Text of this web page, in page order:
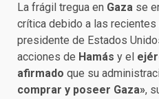
La frágil tregua en Gaza se
crítica debido a las
presidente de Estados
acciones de Hamás y el
afirmado que su
comprar y poseer Gaza»,